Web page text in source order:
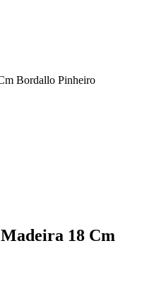
Bordallo Pinheiro
18 Cm